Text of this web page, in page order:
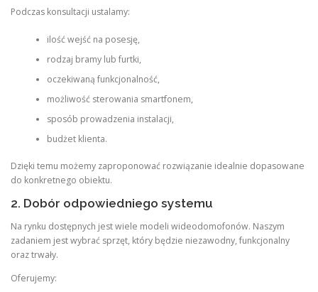
Podczas konsultacji ustalamy:
ilość wejść na posesję,
rodzaj bramy lub furtki,
oczekiwaną funkcjonalność,
możliwość sterowania smartfonem,
sposób prowadzenia instalacji,
budżet klienta.
Dzięki temu możemy zaproponować rozwiązanie idealnie dopasowane
do konkretnego obiektu.
2. Dobór odpowiedniego systemu
Na rynku dostępnych jest wiele modeli wideodomofonów. Naszym
zadaniem jest wybrać sprzęt, który będzie niezawodny, funkcjonalny
oraz trwały.
Oferujemy: